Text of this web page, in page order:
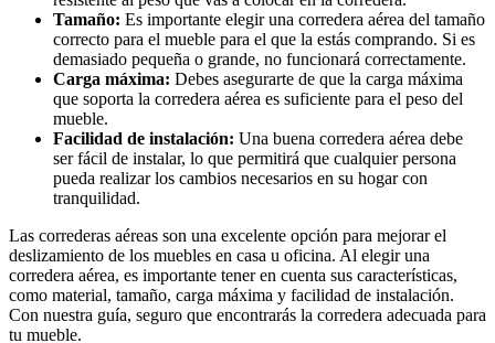
Tamaño: Es importante elegir una corredera aérea del tamaño
correcto para el mueble para el que la estás comprando. Si es
demasiado pequeña o grande, no funcionará correctamente.
Carga máxima: Debes asegurarte de que la carga máxima
que soporta la corredera aérea es suficiente para el peso del
mueble.
Facilidad de instalación: Una buena corredera aérea debe
ser fácil de instalar, lo que permitirá que cualquier persona
pueda realizar los cambios necesarios en su hogar con
tranquilidad.
Las correderas aéreas son una excelente opción para mejorar el
deslizamiento de los muebles en casa u oficina. Al elegir una
corredera aérea, es importante tener en cuenta sus características,
como material, tamaño, carga máxima y facilidad de instalación.
Con nuestra guía, seguro que encontrarás la corredera adecuada para
tu mueble.